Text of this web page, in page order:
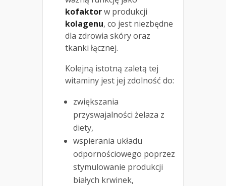
kofaktorw produkcji
kolagenu, co jest niezbędne
dla zdrowia skóry oraz
tkanki łącznej.
Kolejną istotną zaletą tej
witaminy jest jej zdolność do:
zwiększania
przyswajalności żelaza z
diety,
wspierania układu
odpornościowego poprzez
stymulowanie produkcji
białych krwinek,